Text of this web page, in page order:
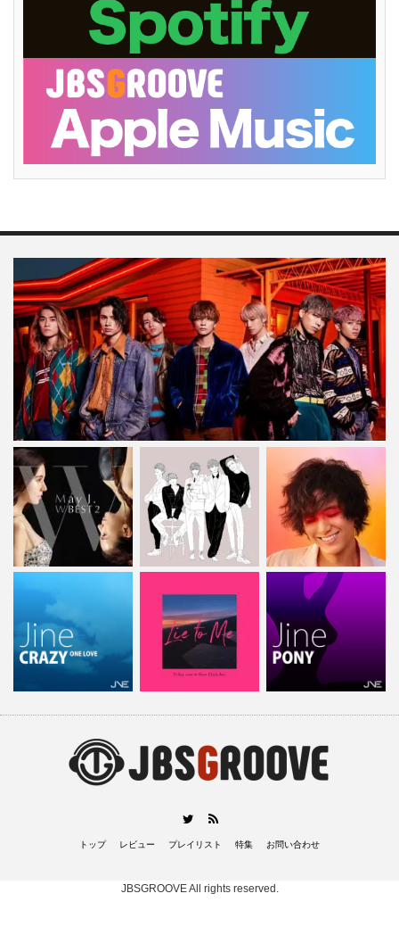
Twitter
トップ レビュー プレイリスト 特集 お問い合わせ
JBSGROOVEAll rights reserved.